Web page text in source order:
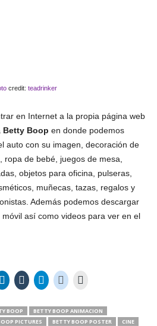
credit: teadrinker
en Internet a la propia página web
Betty Boop en donde podemos
auto con su imagen, decoración de
de bebé, juegos de mesa,
objetos para oficina, pulseras,
muñecas, tazas, regalos y
Además podemos descargar
así como videos para ver en el
BOOP
BETTY BOOP ANIMACION
PICTURES BETTY BOOP POSTER
CINE